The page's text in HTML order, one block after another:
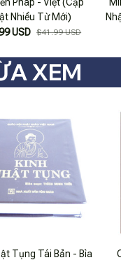
Nhiều Từ Mới)
USD $41.99 USD
XEM
Tụng Tái Bản - Bìa